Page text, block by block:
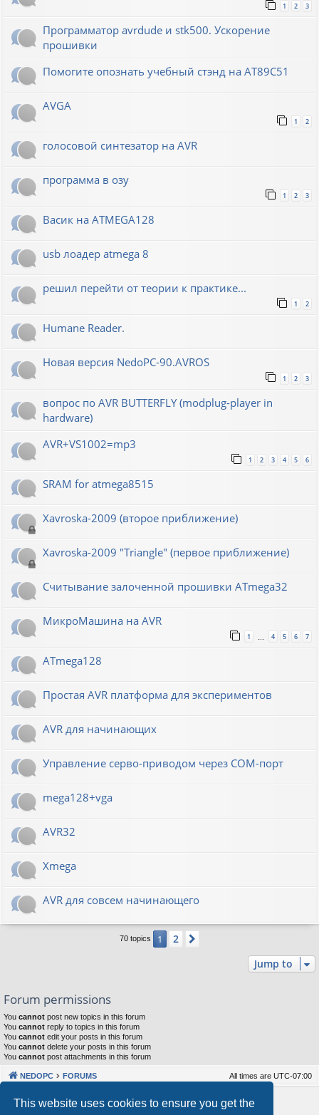
This website uses cookies to ensure you get the
1 2 3
Программатор avrdude и stk500. Ускорение
прошивки
Помогите опознать учебный стэнд на AT89С51
AVGA
1 2
голосовой синтезатор на AVR
программа в озу
1 2 3
Васик на ATMEGA128
usb лоадер atmega 8
решил перейти от теории к практике...
1 2
Humane Reader.
Новая версия NedoPC-90.AVROS
1 2 3
вопрос по AVR BUTTERFLY (modplug-player in
hardware)
AVR+VS1002=mp3
1 2 3 4 5 6
SRAM for atmega8515
Xavroska-2009 (второе приближение)
Xavroska-2009 "Triangle" (первое приближение)
Считывание залоченной прошивки ATmega32
МикроМашина на AVR
1 4 5 6 7
ATmega128
Простая AVR платформа для экспериментов
AVR для начинающих
Управление серво-приводом через COM-порт
mega128+vga
AVR32
Xmega
AVR для совсем начинающего
70 topics 1 2
Jump to
Forum permissions
You cannot post new topics in this forum
You cannot reply to topics in this forum
You cannot edit your posts in this forum
You cannot delete your posts in this forum
You cannot post attachments in this forum
NEDOPC FORUMS All times are UTC-07:00
Powered byphpBB® Forum Software © phpBB Limited